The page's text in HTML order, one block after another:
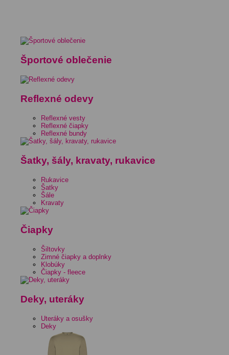
Športové oblečenie
Reflexné odevy
Reflexné vesty
Reflexné čiapky
Reflexné bundy
Šatky, šály, kravaty, rukavice
Rukavice
Šatky
Šále
Kravaty
Čiapky
Šiltovky
Zimné čiapky a doplnky
Klobúky
Čiapky - fleece
Deky, uteráky
Uteráky a osušky
Deky